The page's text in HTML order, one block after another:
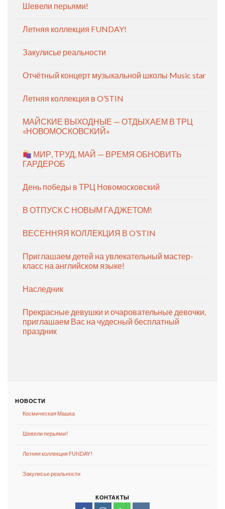
Шевели перьями!
Летняя коллекция FUNDAY!
Закулисье реальности
Отчётный концерт музыкальной школы Music star
Летняя коллекция в O’STIN
МАЙСКИЕ ВЫХОДНЫЕ — ОТДЫХАЕМ В ТРЦ
«НОВОМОСКОВСКИЙ»
МИР, ТРУД, МАЙ — ВРЕМЯ ОБНОВИТЬ
ГАРДЕРОБ
День победы в ТРЦ Новомосковский
В ОТПУСК С НОВЫМ ГАДЖЕТОМ!
ВЕСЕННЯЯ КОЛЛЕКЦИЯ В O’STIN
Приглашаем детей на увлекательный мастер-
класс на английском языке!
Наследник
Прекрасные девушки и очаровательные девочки,
приглашаем Вас на чудесный бесплатный
праздник
НОВОСТИ
Космическая Машка
Шевели перьями!
Летняя коллекция FUNDAY!
Закулисье реальности
КОНТАКТЫ